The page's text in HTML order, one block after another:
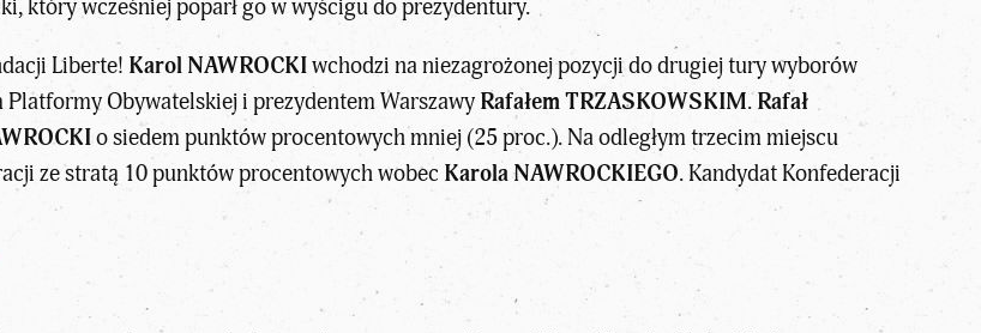
który wcześniej poparł go w wyścigu do prezydentury.
Liberte! Karol NAWROCKIwchodzi na niezagrożonej pozycji do drugiej turywyborów
Obywatelskiej i prezydentem Warszawy Rafałem TRZASKOWSKIM.Rafał
o siedem punktów procentowych mniej (25 proc.). Na odległym trzecim miejscu
ze stratą 10 punktów procentowych wobec Karola NAWROCKIEGO. Kandydat Konfederacji